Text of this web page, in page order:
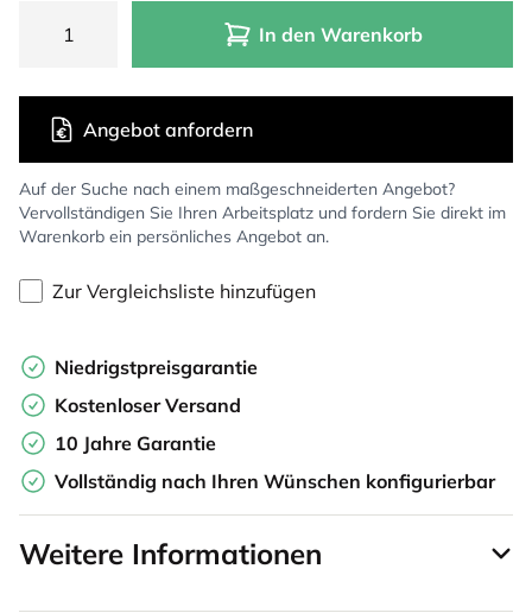
In den Warenkorb
Auf der Suche nach einem maßgeschneiderten Angebot?
Vervollständigen Sie Ihren Arbeitsplatz und fordern Sie direkt im
Warenkorb ein persönliches Angebot an.
Angebot anfordern
Zur Vergleichsliste hinzufügen
Niedrigstpreisgarantie
Kostenloser Versand
10 Jahre Garantie
Vollständig nach Ihren Wünschen konfigurierbar
Weitere Informationen